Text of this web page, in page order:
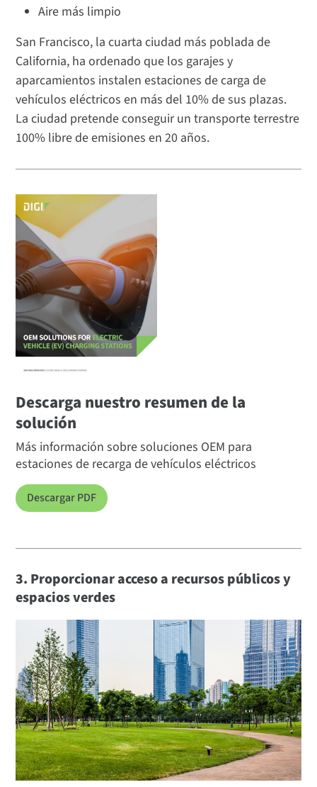
Aire más limpio
San Francisco, la cuarta ciudad más poblada de
California, ha ordenado que los garajes y
aparcamientos instalen estaciones de carga de
vehículos eléctricos en más del 10% de sus plazas.
La ciudad pretende conseguir un transporte terrestre
100% libre de emisiones en 20 años.
Descarga nuestro resumen de la
solución
Más información sobre soluciones OEM para
estaciones de recarga de vehículos eléctricos
Descargar PDF
3. Proporcionar acceso a recursos públicos y
espacios verdes